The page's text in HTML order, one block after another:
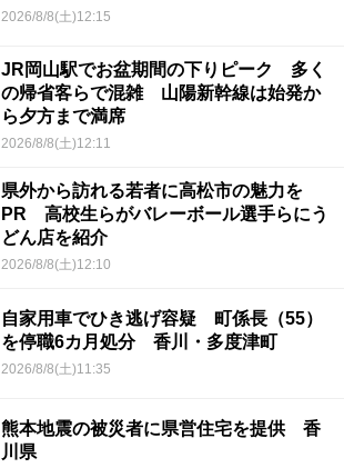
2026/8/8(土)12:15
JR岡山駅でお盆期間の下りピーク 多く
の帰省客らで混雑 山陽新幹線は始発か
ら夕方まで満席
2026/8/8(土)12:11
県外から訪れる若者に高松市の魅力を
PR 高校生らがバレーボール選手らにう
どん店を紹介
2026/8/8(土)12:10
自家用車でひき逃げ容疑 町係長（55）
を停職6カ月処分 香川・多度津町
2026/8/8(土)11:35
熊本地震の被災者に県営住宅を提供 香
川県